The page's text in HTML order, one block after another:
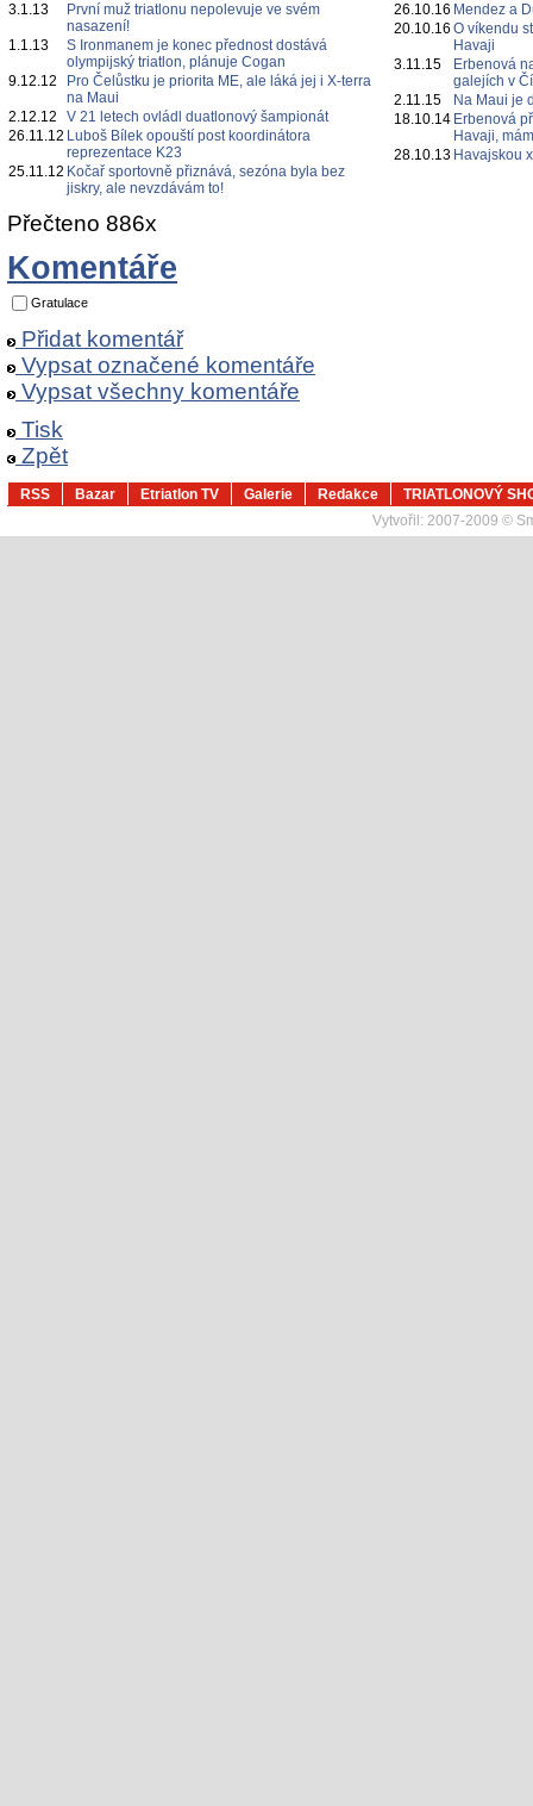
3.1.13
První muž triatlonu nepolevuje ve svém
nasazení!
1.1.13
S Ironmanem je konec přednost dostává
olympijský triatlon, plánuje Cogan
9.12.12
Pro Čelůstku je priorita ME, ale láká jej i X-terra
na Maui
2.12.12
V 21 letech ovládl duatlonový šampionát
26.11.12 Luboš Bílek opouští post koordinátora
reprezentace K23
25.11.12 Kočař sportovně přiznává, sezóna byla bez
jiskry, ale nevzdávám to!
26.10.16 Mendez a
20.10.16 O víkendu
Havaji
3.11.15
Erbenová
galejích v
2.11.15
Na Maui je
18.10.14 Erbenová
Havaji,
28.10.13 Havajskou
Přečteno 886x
Komentáře
Gratulace
Přidat komentář
Vypsat označené komentáře
Vypsat všechny komentáře
Tisk
Zpět
RSS Bazar Etriatlon TV Galerie Redakce
TRIATLONOVÝ
Vytvořil: 2007-2009 ©